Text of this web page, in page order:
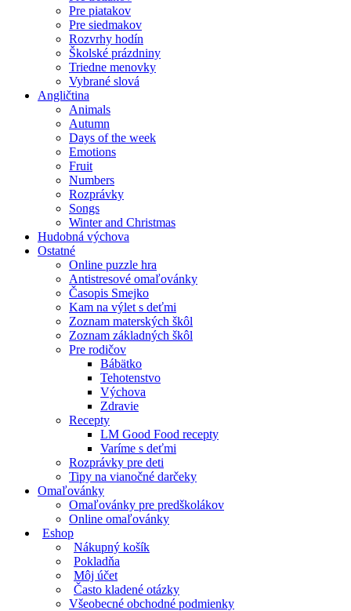
Pre piatakov
Pre siedmakov
Rozvrhy hodín
Školské prázdniny
Triedne menovky
Vybrané slová
Angličtina
Animals
Autumn
Days of the week
Emotions
Fruit
Numbers
Rozprávky
Songs
Winter and Christmas
Hudobná výchova
Ostatné
Online puzzle hra
Antistresové omaľovánky
Časopis Smejko
Kam na výlet s deťmi
Zoznam materských škôl
Zoznam základných škôl
Pre rodičov
Bábätko
Tehotenstvo
Výchova
Zdravie
Recepty
LM Good Food recepty
Varíme s deťmi
Rozprávky pre deti
Tipy na vianočné darčeky
Omaľovánky
Omaľovánky pre predškolákov
Online omaľovánky
Eshop
Nákupný košík
Pokladňa
Môj účet
Často kladené otázky
Všeobecné obchodné podmienky